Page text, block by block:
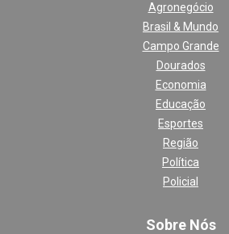
Agronegócio
Brasil & Mundo
Campo Grande
Dourados
Economia
Educação
Esportes
Região
Política
Policial
Sobre Nós